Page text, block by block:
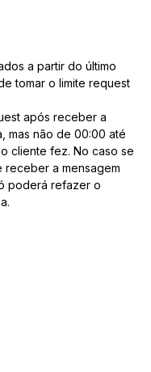
a partir do último
tomar o limite request
após receber a
mas não de 00:00 até
cliente fez. No caso se
receber a mensagem
poderá refazer o